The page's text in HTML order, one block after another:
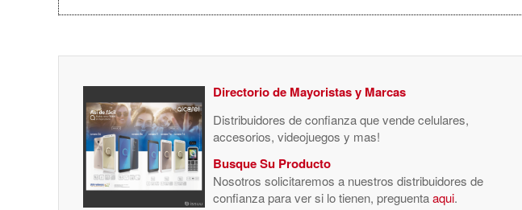
Directorio de Mayoristas y Marcas
Distribuidores de confianza que vende celulares,
accesorios, videojuegos y mas!
Busque Su Producto
Nosotros solicitaremos a nuestros distribuidores de
confianza para ver si lo tienen, preguentaaqui.